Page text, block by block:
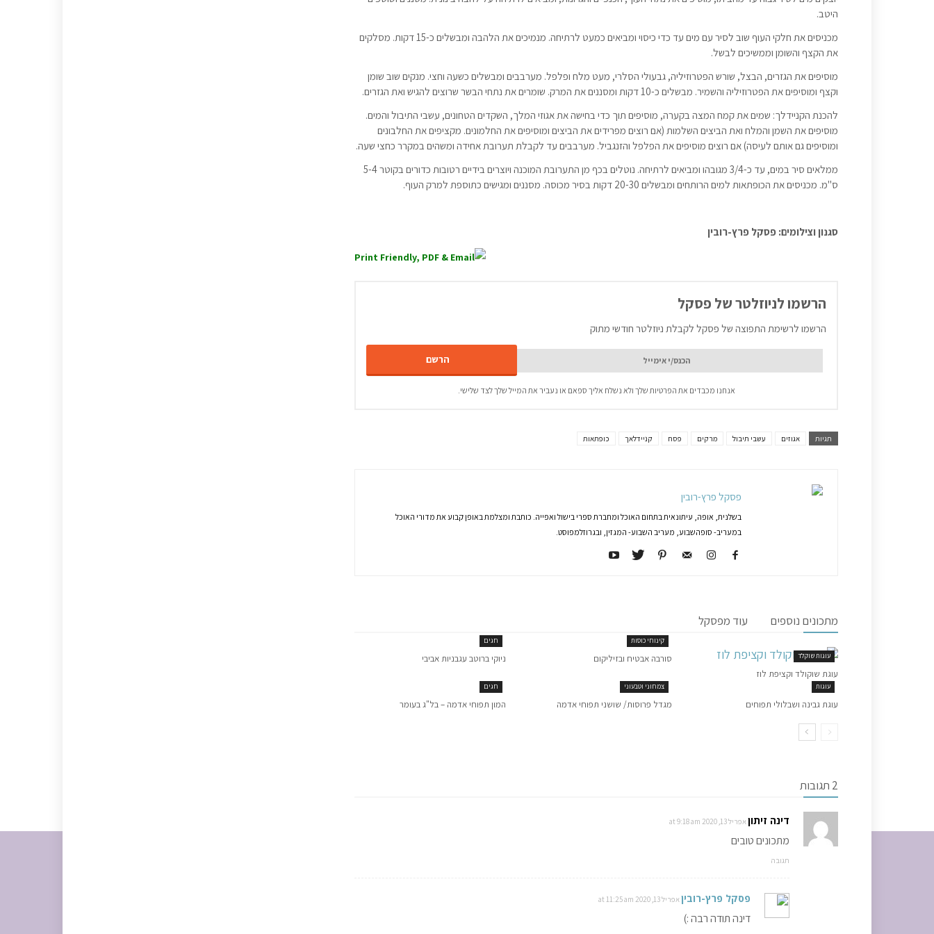
היטב.
מכניסים את חלקי העוף שוב לסיר עם מים עד כדי כיסוי ומביאים כמעט לרתיחה. מנמיכים את הלהבה ומבשלים כ-15 דקות. מסלקים
את הקצף והשומן וממשיכים לבשל.
מוסיפים את הגזרים, הבצל, שורש הפטרוזיליה, גבעולי הסלרי, מעט מלח ופלפל. מערבבים ומבשלים כשעה וחצי. מנקים שוב שומן
וקצף ומוסיפים את הפטרוזיליה והשמיר. מבשלים כ-10 דקות ומסננים את המרק. שומרים את נתחי הבשר שרוצים להגיש ואת הגזרים.
להכנת הקניידלך: שמים את קמח המצה בקערה, מוסיפים תוך כדי בחישה את אגוזי המלך, השקדים הטחונים, עשבי התיבול והמים.
מוסיפים את השמן והמלח ואת הביצים השלמות (אם רוצים מפרידים את הביצים ומוסיפים את החלמונים. מקציפים את החלבונים
ומוסיפים גם אותם לעיסה) אם רוצים מוסיפים את הפלפל והזנגביל. מערבבים עד לקבלת תערובת אחידה ומשהים במקרר כחצי שעה.
ממלאים סיר במים, עד כ-3/4 מגובהו ומביאים לרתיחה. נוטלים בכף מן התערובת המוכנה ויוצרים בידיים רטובות כדורים בקוטר 5-4
ס"מ. מכניסים את הכופתאות למים הרותחים ומבשלים 20-30 דקות בסיר מכוסה. מסננים ומגישים כתוספת למרק העוף.
סגנון וצילומים: פסקל פרץ-רובין
הרשמו לניוזלטר של פסקל
הרשמו לרשימת התפוצה של פסקל לקבלת ניוזלטר חודשי מתוק
אנחנו מכבדים את הפרטיות שלך ולא נשלח אליך ספאם או נעביר את המייל שלך לצד שלישי.
תגיות אגוזים עשבי תיבול מרקים פסח קניידלאך כופתאות
פסקל פרץ-רובין
בשלנית, אופה, עיתונאית בתחום האוכל ומחברת ספרי בישול ואפייה. כותבת ומצלמת באופן קבוע את מדורי האוכל
במעריב- סופהשבוע, מעריב השבוע- המגזין, ובגרוזלמפוסט.
מתכונים נוספים עוד מפסקל
עוגות שוקלד
עוגת שוקולד וקציפת לוז
קינוחי כוסות
סורבה אבטיח ובזיליקום
חגים
ניוקי ברוטב עגבניות אביבי
עוגות
עוגת גבינה ושבלולי תפוחים
צמחוני וטבעוני
מגדל פרוסות/ שושני תפוחי אדמה
חגים
המון תפוחי אדמה – בל"ג בעומר
2 תגובות
דינה זיתוןאפריל 13, 2020 at 9:18 am
מתכונים טובים
תגובה
פסקל פרץ-רוביןאפריל 13, 2020 at 11:25 am
דינה תודה רבה :)